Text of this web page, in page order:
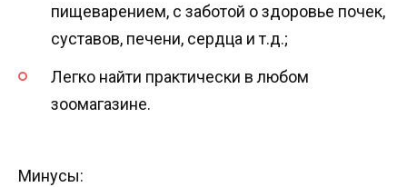
пищеварением, с заботой о здоровье почек,
суставов, печени, сердца и т.д.;
Легко найти практически в любом
зоомагазине.
Минусы: